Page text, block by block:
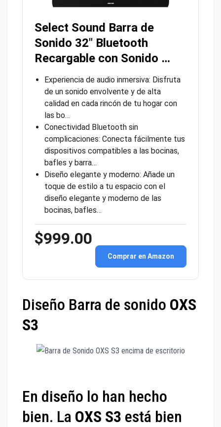
Select Sound Barra de
Sonido 32″ Bluetooth
Recargable con Sonido …
Experiencia de audio inmersiva: Disfruta
de un sonido envolvente y de alta
calidad en cada rincón de tu hogar con
las bo…
Conectividad Bluetooth sin
complicaciones: Conecta fácilmente tus
dispositivos compatibles a las bocinas,
bafles y barra…
Diseño elegante y moderno: Añade un
toque de estilo a tu espacio con el
diseño elegante y moderno de las
bocinas, bafles…
$999.00
Comprar en Amazon
Diseño Barra de sonido OXS
S3
En diseño lo han hecho
bien. La OXS S3 está bien